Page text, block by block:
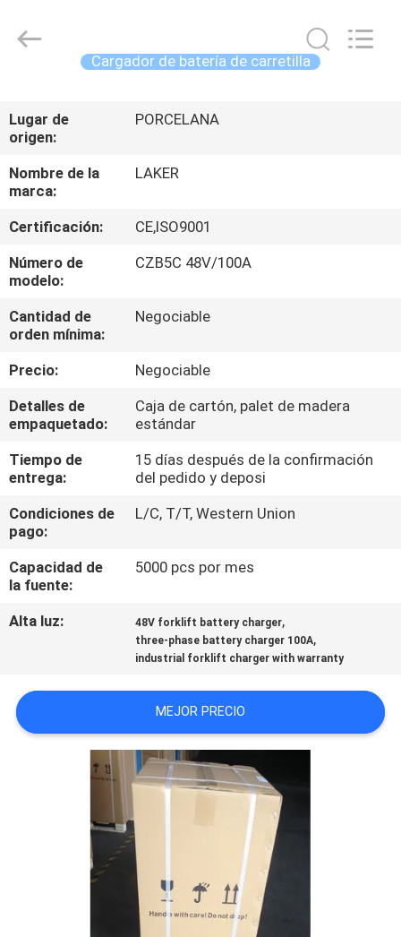
PRODUCTOS
NOSOTROS
A
LA
CONTROL
DE
CALIDAD
CONTACTO
NOTICIAS
DEL
SITIO
POLÍTICA
PRIVACIDAD
LAKER
Cargador de batería de carretilla
Lugar de
origen:
PORCELANA
Nombre de la
marca:
LAKER
Certificación:
CE,ISO9001
Número de
modelo:
CZB5C 48V/100A
Cantidad de
orden mínima:
Negociable
Precio:
Negociable
Detalles de
empaquetado:
Caja de cartón, palet de madera
estándar
Tiempo de
entrega:
15 días después de la confirmación
del pedido y deposi
Condiciones de
pago:
L/C, T/T, Western Union
Capacidad de
la fuente:
5000 pcs por mes
Alta luz: 48V forklift battery charger,
three-phase battery charger 100A,
industrial forklift charger with warranty
MEJOR PRECIO